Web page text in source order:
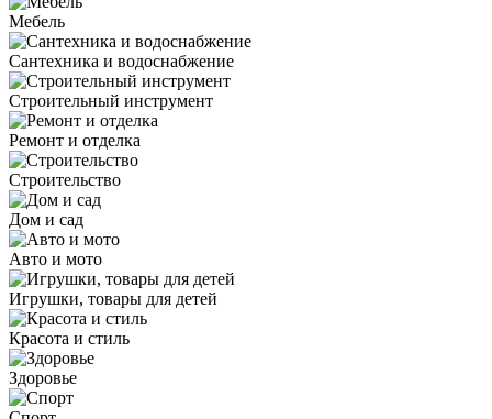
Мебель
Сантехника и водоснабжение
Строительный инструмент
Ремонт и отделка
Строительство
Дом и сад
Авто и мото
Игрушки, товары для детей
Красота и стиль
Здоровье